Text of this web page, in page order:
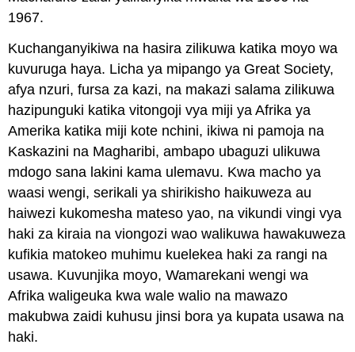
1967.
Kuchanganyikiwa na hasira zilikuwa katika moyo wa
kuvuruga haya. Licha ya mipango ya Great Society,
afya nzuri, fursa za kazi, na makazi salama zilikuwa
hazipunguki katika vitongoji vya miji ya Afrika ya
Amerika katika miji kote nchini, ikiwa ni pamoja na
Kaskazini na Magharibi, ambapo ubaguzi ulikuwa
mdogo sana lakini kama ulemavu. Kwa macho ya
waasi wengi, serikali ya shirikisho haikuweza au
haiwezi kukomesha mateso yao, na vikundi vingi vya
haki za kiraia na viongozi wao walikuwa hawakuweza
kufikia matokeo muhimu kuelekea haki za rangi na
usawa. Kuvunjika moyo, Wamarekani wengi wa
Afrika waligeuka kwa wale walio na mawazo
makubwa zaidi kuhusu jinsi bora ya kupata usawa na
haki.